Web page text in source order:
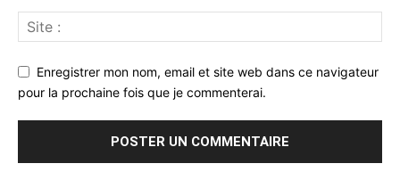
Enregistrer mon nom, email et site web dans ce navigateur
pour la prochaine fois que je commenterai.